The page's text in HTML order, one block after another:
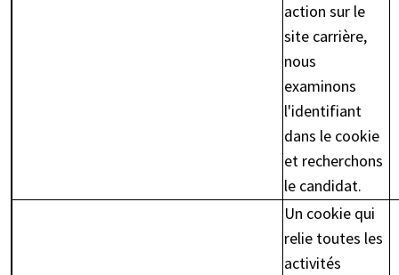
action sur le
site carrière,
nous
examinons
l'identifiant
dans le cookie
et recherchons
le candidat.
Un cookie qui
relie toutes les
activités